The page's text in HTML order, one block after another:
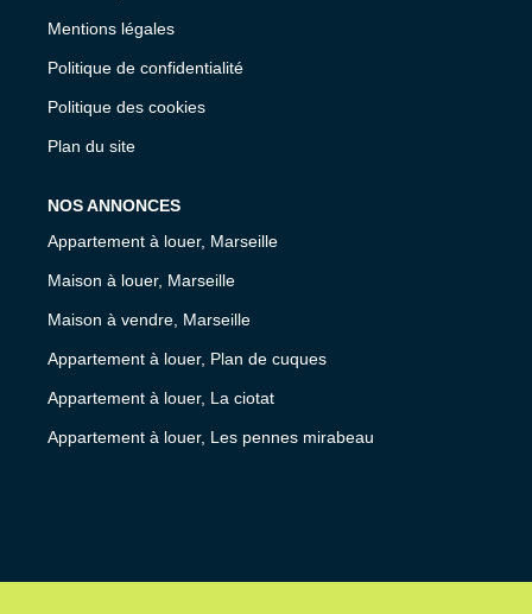
Mentions légales
Politique de confidentialité
Politique des cookies
Plan du site
NOS ANNONCES
Appartement à louer, Marseille
Maison à louer, Marseille
Maison à vendre, Marseille
Appartement à louer, Plan de cuques
Appartement à louer, La ciotat
Appartement à louer, Les pennes mirabeau